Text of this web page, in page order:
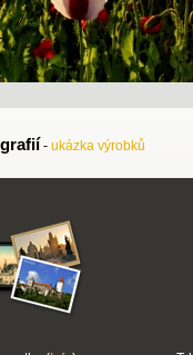
- ukázka výrobků